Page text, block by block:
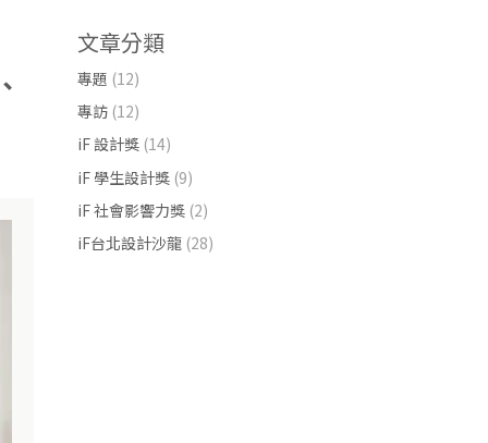
文章分類
專題 (12)
專訪 (12)
iF 設計獎 (14)
iF 學生設計獎 (9)
iF 社會影響力獎 (2)
iF台北設計沙龍 (28)